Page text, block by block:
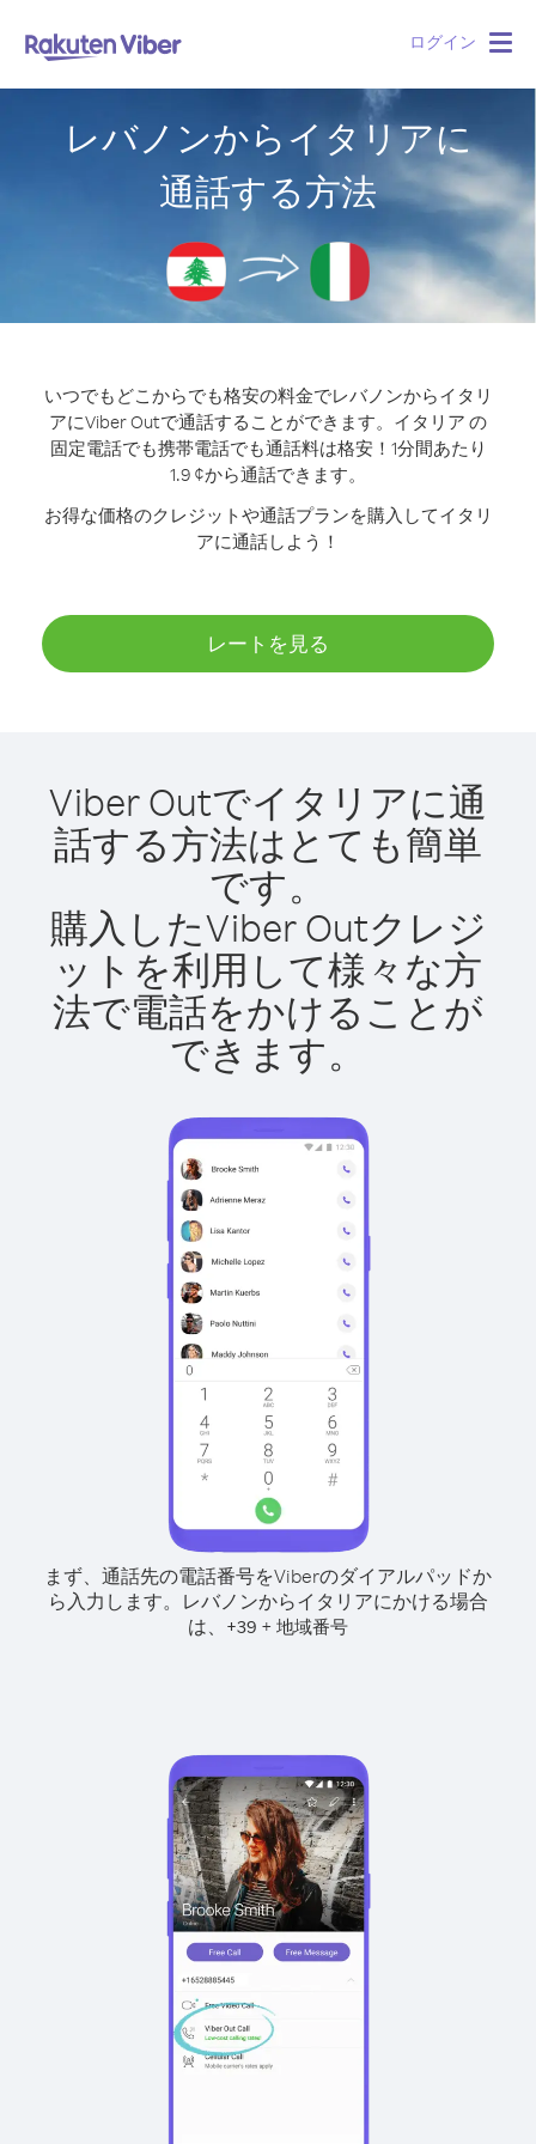
ログイン
レバノンからイタリアに
通話する方法
いつでもどこからでも格安の料金でレバノンからイタリ
アにViber Outで通話することができます。 イタリア の
固定電話でも携帯電話でも通話料は格安！1分間あたり
1.9 ¢から通話できます。
お得な価格のクレジットや通話プランを購入してイタリ
アに通話しよう！
レートを見る
Viber Outでイタリアに通
話する方法はとても簡単
です。
購入したViber Outクレジ
ットを利用して様々な方
法で電話をかけることが
できます。
まず、通話先の電話番号をViberのダイアルパッドか
ら入力します。 レバノンからイタリアにかける場合
は、 +39 + 地域番号